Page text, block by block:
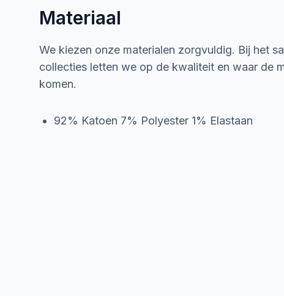
Materiaal
We kiezen onze materialen zorgvuldig. Bij het
collecties letten we op de kwaliteit en waar de
komen.
92% Katoen 7% Polyester 1% Elastaan